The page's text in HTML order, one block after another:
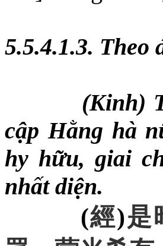
5.5.4.1.3. Theo
(Kinh)
cập Hằng hà
hy hữu, giai
nhất diện.
(經)是